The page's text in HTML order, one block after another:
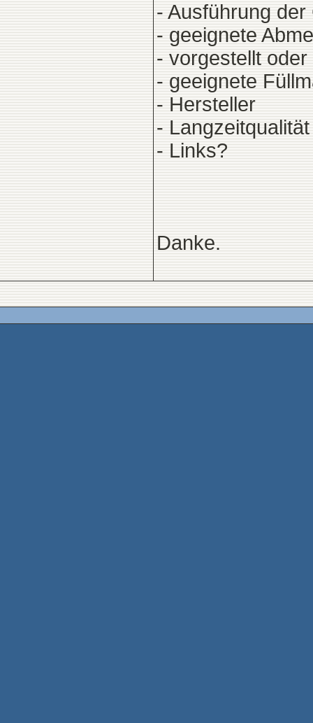
- Ausführung
- geeignete
- vorgestellt
- geeignete
- Hersteller
-
- Links?
Danke.